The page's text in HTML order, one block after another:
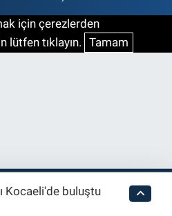
için çerezlerden
lütfen tıklayın. Tamam
Kocaeli'de buluştu